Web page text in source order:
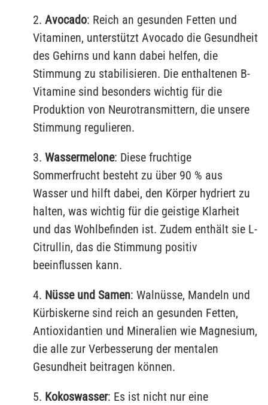
2. Avocado: Reich an gesunden Fetten und
Vitaminen, unterstützt Avocado die Gesundheit
des Gehirns und kann dabei helfen, die
Stimmung zu stabilisieren. Die enthaltenen B-
Vitamine sind besonders wichtig für die
Produktion von Neurotransmittern, die unsere
Stimmung regulieren.
3. Wassermelone: Diese fruchtige
Sommerfrucht besteht zu über 90 % aus
Wasser und hilft dabei, den Körper hydriert zu
halten, was wichtig für die geistige Klarheit
und das Wohlbefinden ist. Zudem enthält sie L-
Citrullin, das die Stimmung positiv
beeinflussen kann.
4. Nüsse und Samen: Walnüsse, Mandeln und
Kürbiskerne sind reich an gesunden Fetten,
Antioxidantien und Mineralien wie Magnesium,
die alle zur Verbesserung der mentalen
Gesundheit beitragen können.
5. Kokoswasser: Es ist nicht nur eine